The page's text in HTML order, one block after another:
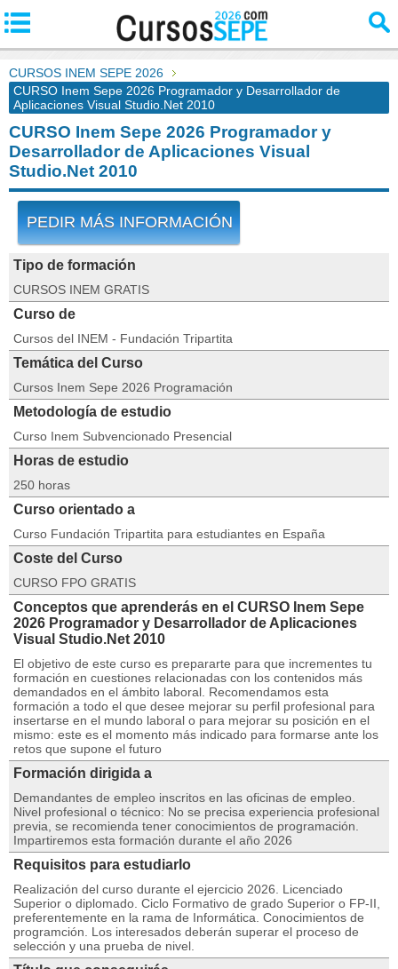
CURSOS INEM SEPE 2026
CURSO Inem Sepe 2026 Programador y Desarrollador de
Aplicaciones Visual Studio.Net 2010
CURSO Inem Sepe 2026 Programador y
Desarrollador de Aplicaciones Visual
Studio.Net 2010
PEDIR MÁS INFORMACIÓN
Tipo de formación
CURSOS INEM GRATIS
Curso de
Cursos del INEM - Fundación Tripartita
Temática del Curso
Cursos Inem Sepe 2026 Programación
Metodología de estudio
Curso Inem Subvencionado Presencial
Horas de estudio
250 horas
Curso orientado a
Curso Fundación Tripartita para estudiantes en España
Coste del Curso
CURSO FPO GRATIS
Conceptos que aprenderás en el CURSO Inem Sepe
2026 Programador y Desarrollador de Aplicaciones
Visual Studio.Net 2010
El objetivo de este curso es prepararte para que incrementes tu
formación en cuestiones relacionadas con los contenidos más
demandados en el ámbito laboral. Recomendamos esta
formación a todo el que desee mejorar su perfil profesional para
insertarse en el mundo laboral o para mejorar su posición en el
mismo: este es el momento más indicado para formarse ante los
retos que supone el futuro
Formación dirigida a
Demandantes de empleo inscritos en las oficinas de empleo.
Nivel profesional o técnico: No se precisa experiencia profesional
previa, se recomienda tener conocimientos de programación.
Impartiremos esta formación durante el año 2026
Requisitos para estudiarlo
Realización del curso durante el ejercicio 2026. Licenciado
Superior o diplomado. Ciclo Formativo de grado Superior o FP-II,
preferentemente en la rama de Informática. Conocimientos de
programción. Los interesados deberán superar el proceso de
selección y una prueba de nivel.